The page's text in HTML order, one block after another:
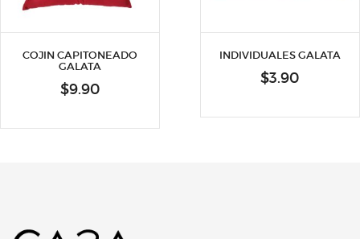
COJIN CAPITONEADO
GALATA
$9.90
INDIVIDUALES GALATA
$3.90